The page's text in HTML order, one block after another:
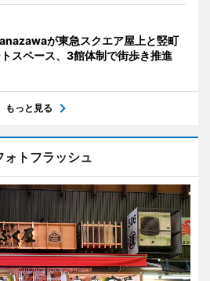
が東急スクエア屋上と竪町
スペース、3館体制で街歩き推進
もっと見る
ォトフラッシュ